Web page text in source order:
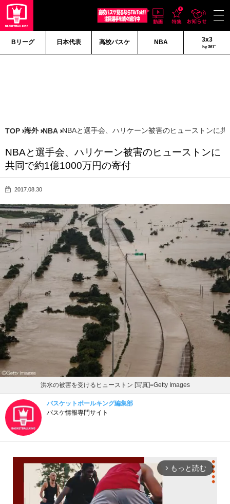
Bリーグ 日本代表 高校バスケ NBA 3x3
by 361°
TOP 海外 NBA NBAと選手会、ハリケーン被害のヒューストンに
NBAと選手会、ハリケーン被害のヒューストンに
共同で約1億1000万円の寄付
2017.08.30
洪水の被害を受けるヒューストン [写真]=Getty Images
バスケットボールキング編集部
バスケ情報専門サイト
arrow_forward_ios もっと読む